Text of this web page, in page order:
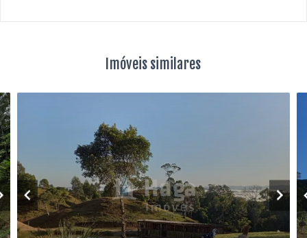
Imóveis similares